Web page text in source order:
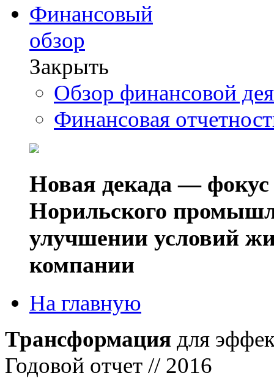
Финансовый
обзор
Закрыть
Обзор финансовой
Финансовая
Новая декада — фокус
Норильского
улучшении условий
компании
На главную
Трансформация для
Годовой отчет // 2016